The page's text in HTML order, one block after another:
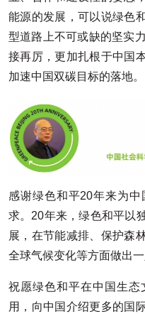
能源的发展，可以说绿色
型道路上不可或缺的坚实
接再厉，更加扎根于中国
加速中国双碳目标的落地。
感谢绿色和平20年来为
求。20年来，绿色和平以
展，在节能减排、保护森
全球气候变化等方面做出一
祝愿绿色和平在中国生
用，向中国介绍更多的国